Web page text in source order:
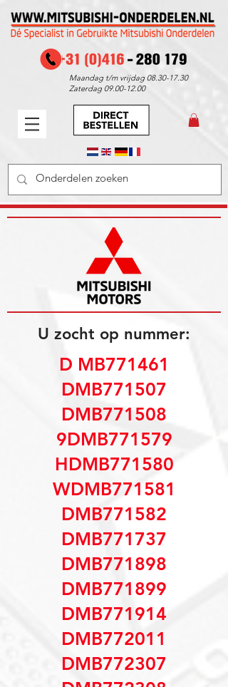
Maandag t/m vrijdag 08.30-17.30
Zaterdag 09.00-12.00
U zocht op nummer:
D MB771461
DMB771507
DMB771508
9DMB771579
HDMB771580
WDMB771581
DMB771582
DMB771737
DMB771898
DMB771899
DMB771914
DMB772011
DMB772307